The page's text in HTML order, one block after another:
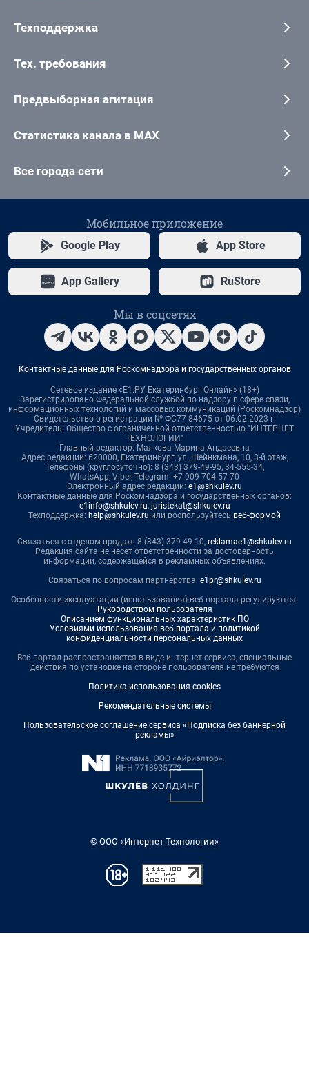
Техподдержка
Тех. требования
Предвыборная агитация
Статистика канала в MAX
Все города сети
Мобильное приложение
Google Play App Store
App Gallery RuStore
Мы в соцсетях
Контактные данные для Роскомнадзора и государственных органов
Сетевое издание «Е1.РУ Екатеринбург Онлайн» (18+)
Зарегистрировано Федеральной службой по надзору в сфере связи,
информационных технологий и массовых коммуникаций (Роскомнадзор)
Свидетельство о регистрации № ФС77-84675 от 06.02.2023 г.
Учредитель: Общество с ограниченной ответственностью "ИНТЕРНЕТ
ТЕХНОЛОГИИ"
Главный редактор: Малкова Марина Андреевна
Адрес редакции: 620000, Екатеринбург, ул. Шейнкмана, 10, 3-й этаж,
Телефоны (круглосуточно): 8 (343) 379-49-95, 34-555-34,
WhatsApp, Viber, Telegram: +7 909 704-57-70
Электронный адрес редакции: e1@shkulev.ru
Контактные данные для Роскомнадзора и государственных органов:
e1info@shkulev.ru, juristekat@shkulev.ru
Техподдержка: help@shkulev.ru или воспользуйтесь веб-формой
Связаться с отделом продаж: 8 (343) 379-49-10, reklamae1@shkulev.ru
Редакция сайта не несет ответственности за достоверность
информации, содержащейся в рекламных объявлениях.
Связаться по вопросам партнёрства: e1pr@shkulev.ru
Особенности эксплуатации (использования) веб-портала регулируются:
Руководством пользователя
Описанием функциональных характеристик ПО
Условиями использования веб-портала и политикой
конфиденциальности персональных данных
Веб-портал распространяется в виде интернет-сервиса, специальные
действия по установке на стороне пользователя не требуются
Политика использования cookies
Рекомендательные системы
Пользовательское соглашение сервиса «Подписка без баннерной
рекламы»
© ООО «Интернет Технологии»